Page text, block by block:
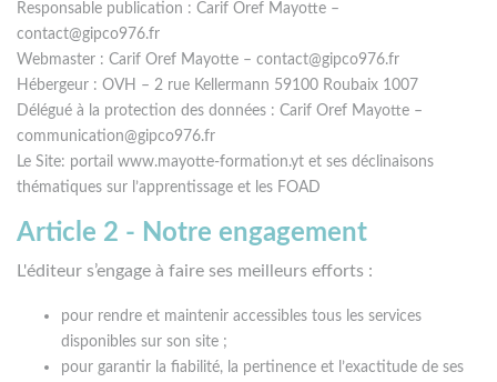
Responsable publication : Carif Oref Mayotte –
contact@gipco976.fr
Webmaster : Carif Oref Mayotte – contact@gipco976.fr
Hébergeur : OVH – 2 rue Kellermann 59100 Roubaix 1007
Délégué à la protection des données : Carif Oref Mayotte –
communication@gipco976.fr
Le Site: portail www.mayotte-formation.yt et ses déclinaisons
thématiques sur l’apprentissage et les FOAD
Article 2 - Notre engagement
L'éditeur s’engage à faire ses meilleurs efforts :
pour rendre et maintenir accessibles tous les services
disponibles sur son site ;
pour garantir la fiabilité, la pertinence et l’exactitude de ses